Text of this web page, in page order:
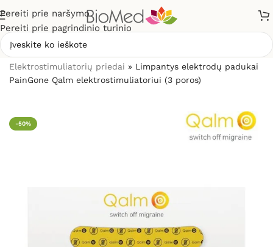
Pereiti prie naršymo
Pereiti prie pagrindinio turinio
Elektrostimuliatorių priedai » Limpantys elektrodų padukai
PainGone Qalm elektrostimuliatoriui (3 poros)
-50%